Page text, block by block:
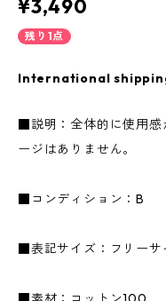
¥3,490
残り1点
International
■説明：全体的に使用感
ージはありません。
■コンディション：B
■表記サイズ：フリーサ